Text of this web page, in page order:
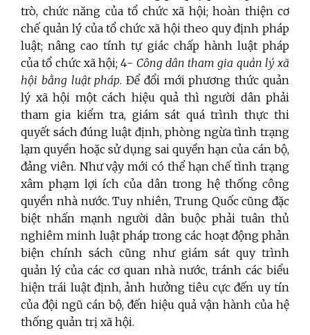
trò, chức năng của tổ chức xã hội; hoàn thiện cơ
chế quản lý của tổ chức xã hội theo quy định pháp
luật; nâng cao tính tự giác chấp hành luật pháp
của tổ chức xã hội; 4- Công dân tham gia quản lý xã
hội bằng luật pháp. Để đổi mới phương thức quản
lý xã hội một cách hiệu quả thì người dân phải
tham gia kiểm tra, giám sát quá trình thực thi
quyết sách đúng luật định, phòng ngừa tình trạng
lạm quyền hoặc sử dụng sai quyền hạn của cán bộ,
đảng viên. Như vậy mới có thể hạn chế tình trạng
xâm phạm lợi ích của dân trong hệ thống công
quyền nhà nước. Tuy nhiên, Trung Quốc cũng đặc
biệt nhấn mạnh người dân buộc phải tuân thủ
nghiêm minh luật pháp trong các hoạt động phản
biện chính sách cũng như giám sát quy trình
quản lý của các cơ quan nhà nước, tránh các biểu
hiện trái luật định, ảnh hưởng tiêu cực đến uy tín
của đội ngũ cán bộ, đến hiệu quả vận hành của hệ
thống quản trị xã hội.